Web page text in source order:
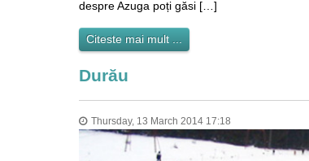
despre Azuga poți găsi […]
Citeste mai mult ...
Durău
Thursday, 13 March 2014 17:18